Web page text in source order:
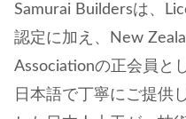
Samurai Buildersは、
認定に加え、New
Associationの正会員と
日本語で丁寧にご提供